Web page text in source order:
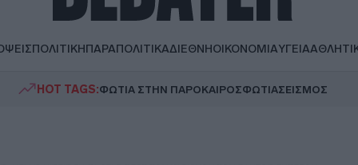
ΠΟΛΙΤΙΚΗΠΑΡΑΠΟΛΙΤΙΚΑΔΙΕΘΝΗΟΙΚΟΝΟΜΙΑΥΓΕΙΑ
HOT TAGS:ΦΩΤΙΑ ΣΤΗΝ ΠΑΡΟΚΑΙΡΟΣΦΩΤΙΑΣΕΙΣΜΟΣ